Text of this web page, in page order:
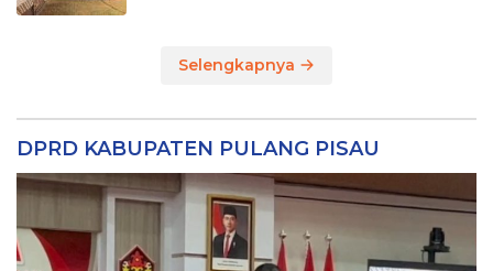
Selengkapnya
DPRD KABUPATEN PULANG PISAU